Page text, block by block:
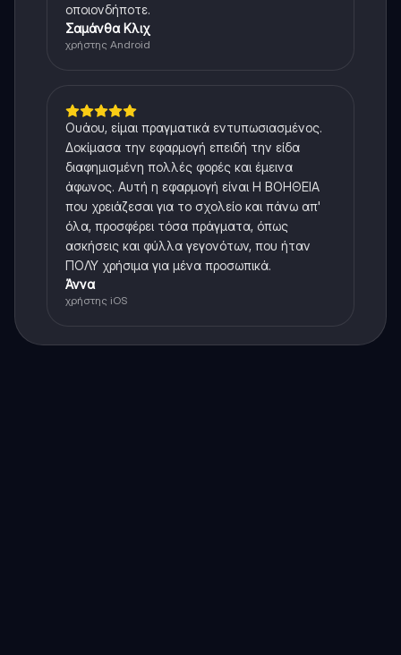
οποιονδήποτε.
Σαμάνθα Κλιχ
χρήστης Android
Ουάου, είμαι πραγματικά εντυπωσιασμένος.
Δοκίμασα την εφαρμογή επειδή την είδα
διαφημισμένη πολλές φορές και έμεινα
άφωνος. Αυτή η εφαρμογή είναι Η ΒΟΗΘΕΙΑ
που χρειάζεσαι για το σχολείο και πάνω απ'
όλα, προσφέρει τόσα πράγματα, όπως
ασκήσεις και φύλλα γεγονότων, που ήταν
ΠΟΛΥ χρήσιμα για μένα προσωπικά.
Άννα
χρήστης iOS